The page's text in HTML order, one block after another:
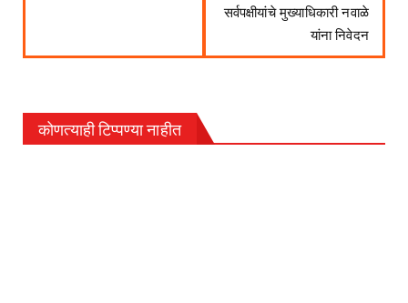
सर्वपक्षीयांचे मुख्याधिकारी नवाळे
यांना निवेदन
कोणत्याही टिप्पण्‍या नाहीत